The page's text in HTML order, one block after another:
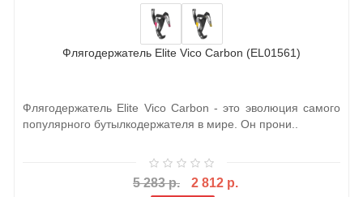
Флягодержатель Elite Vico Carbon (EL01561)
Флягодержатель Elite Vico Carbon - это эволюция самого
популярного бутылкодержателя в мире. Он прони..
5 283 р. 2 812 р.